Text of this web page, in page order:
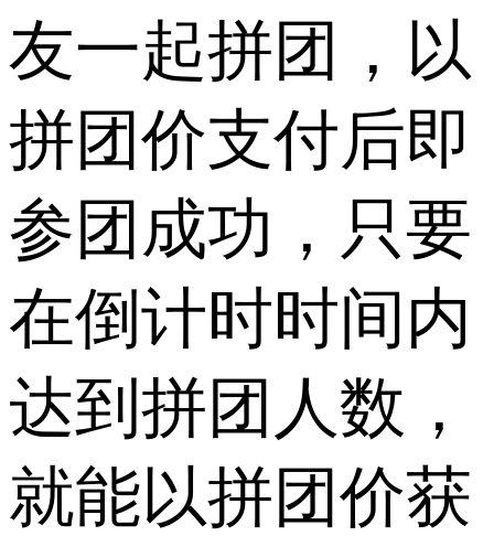
友一起拼团，以
拼团价支付后即
参团成功，只要
在倒计时时间内
达到拼团人数，
就能以拼团价获